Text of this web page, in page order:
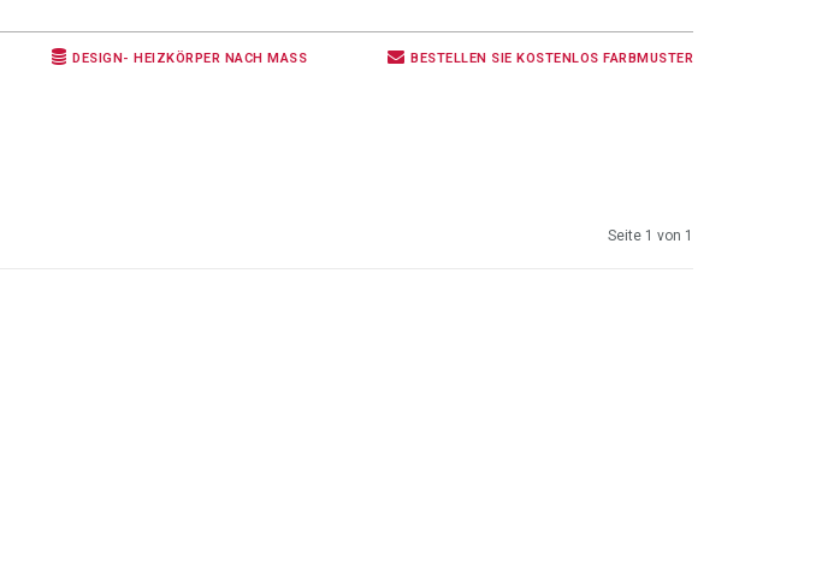
DESIGN- HEIZKÖRPER NACH MASS BESTELLEN SIE KOSTENLOS FARBMUSTER
Seite 1 von 1